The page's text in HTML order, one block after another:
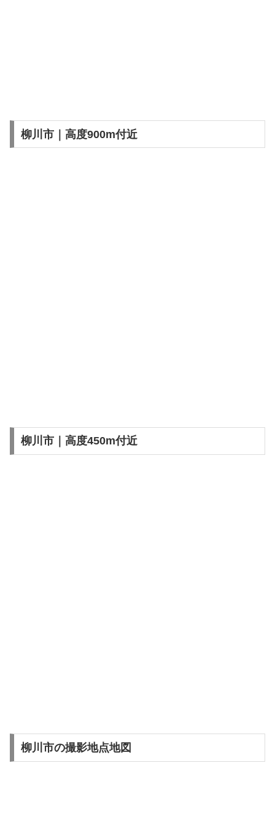
柳川市｜高度900m付近
柳川市｜高度450m付近
柳川市の撮影地点地図